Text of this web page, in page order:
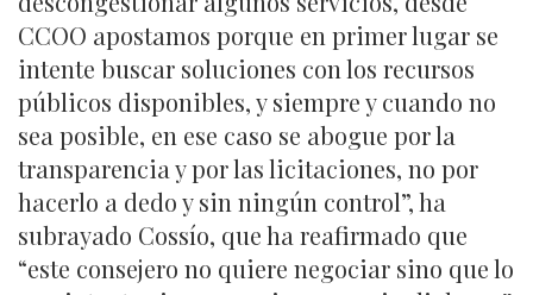
CCOO apostamos porque en primer lugar se
intente buscar soluciones con los recursos
públicos disponibles, y siempre y cuando no
sea posible, en ese caso se abogue por la
transparencia y por las licitaciones, no por
hacerlo a dedo y sin ningún control”, ha
subrayado Cossío, que ha reafirmado que
“este consejero no quiere negociar sino que lo